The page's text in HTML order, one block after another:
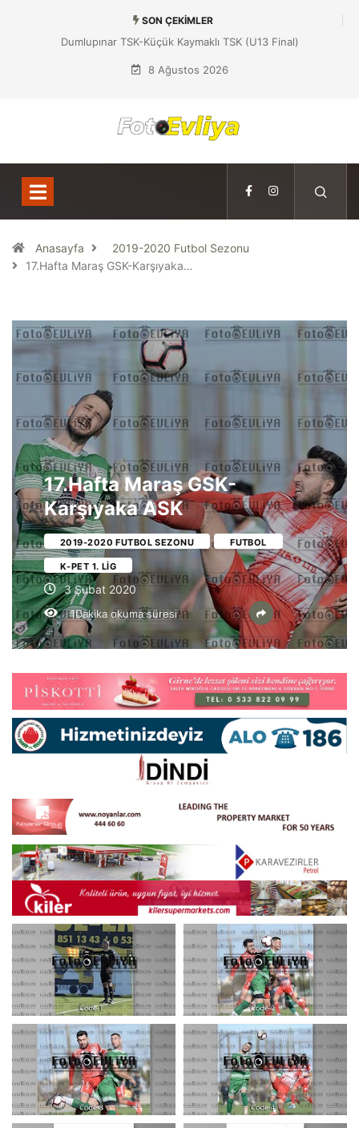
SON ÇEKIMLER
Dumlupınar TSK-Küçük Kaymaklı TSK (U13 Final)
8 Ağustos 2026
Anasayfa
2019-2020 Futbol Sezonu
17.Hafta Maraş GSK-Karşıyaka…
17.Hafta Maraş GSK-
Karşıyaka ASK
2019-2020 FUTBOL SEZONU FUTBOL
K-PET 1. LIG
3 Şubat 2020
1Dakika okuma süresi